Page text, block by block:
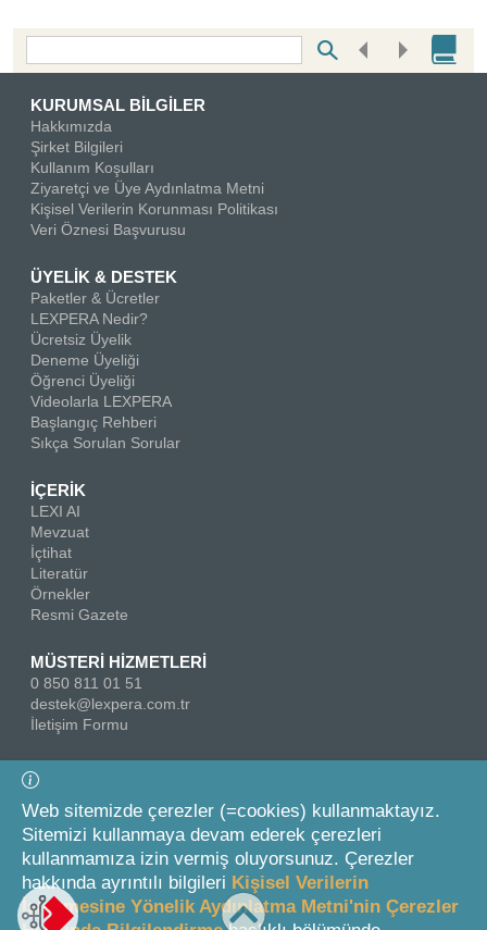
Bottom Search Toolbar Highlight Text
KURUMSAL BİLGİLER
Hakkımızda
Şirket Bilgileri
Kullanım Koşulları
Ziyaretçi ve Üye Aydınlatma Metni
Kişisel Verilerin Korunması Politikası
Veri Öznesi Başvurusu
ÜYELİK & DESTEK
Paketler & Ücretler
LEXPERA Nedir?
Ücretsiz Üyelik
Deneme Üyeliği
Öğrenci Üyeliği
Videolarla LEXPERA
Başlangıç Rehberi
Sıkça Sorulan Sorular
İÇERİK
LEXI AI
Mevzuat
İçtihat
Literatür
Örnekler
Resmi Gazete
MÜSTERİ HİZMETLERİ
0 850 811 01 51
destek@lexpera.com.tr
İletişim Formu
Bizi Takip Edin
Web sitemizde çerezler (=cookies) kullanmaktayız.
Sitemizi kullanmaya devam ederek çerezleri
kullanmamıza izin vermiş oluyorsunuz. Çerezler
hakkında ayrıntılı bilgileri Kişisel Verilerin
İşlenmesine Yönelik Aydınlatma Metni'nin Çerezler